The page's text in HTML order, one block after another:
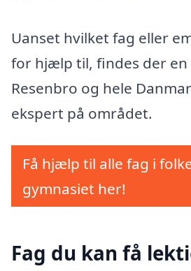
Uanset hvilket fag eller
for hjælp til, findes der
Resenbro og hele
ekspert på området.
Få hjælp til alle fag i
gymnasiet her!
Fag du kan få